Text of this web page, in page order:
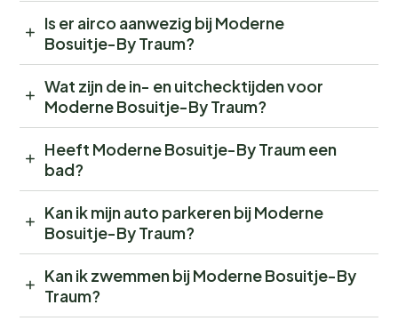
Is er airco aanwezig bij Moderne
Bosuitje-By Traum?
Wat zijn de in- en uitchecktijden voor
Moderne Bosuitje-By Traum?
Heeft Moderne Bosuitje-By Traum een
bad?
Kan ik mijn auto parkeren bij Moderne
Bosuitje-By Traum?
Kan ik zwemmen bij Moderne Bosuitje-By
Traum?